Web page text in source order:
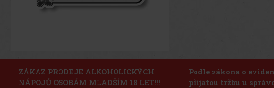
ZÁKAZ PRODEJE ALKOHOLICKÝCH
NÁPOJŮ OSOBÁM MLADŠÍM 18 LET!!!
Podle zákona o
přijatou tržbu u